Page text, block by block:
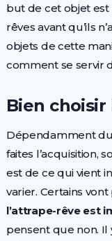
but de cet objet
rêves avant qu’ils
objets de cette
comment se servir
Bien choisir
Dépendamment
faites l’acquisition,
est de ce qui vient
varier. Certains
l’attrape-rêve est
pensent que non. Il